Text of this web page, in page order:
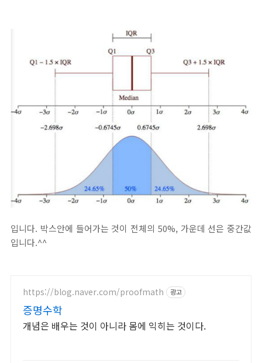
입니다. 박스안에 들어가는 것이 전체의 50%, 가운데 선은 중간값
입니다.^^
https://blog.naver.com/proofmath 광고
증명수학
개념은 배우는 것이 아니라 몸에 익히는 것이다.